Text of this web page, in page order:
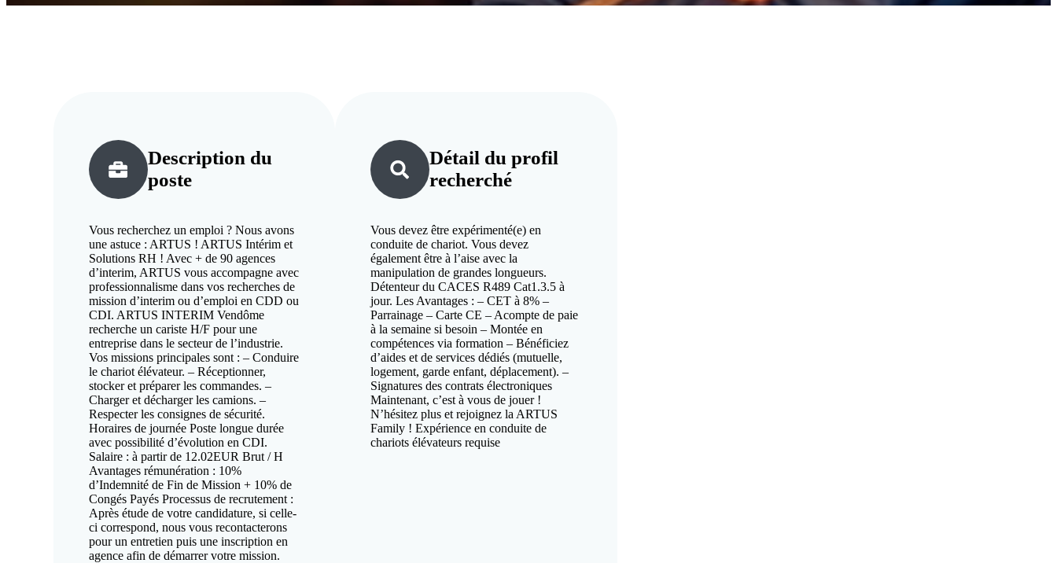
Description du
poste
Vous recherchez un emploi ? Nous avons
une astuce : ARTUS ! ARTUS Intérim et
Solutions RH ! Avec + de 90 agences
d’interim, ARTUS vous accompagne avec
professionnalisme dans vos recherches de
mission d’interim ou d’emploi en CDD ou
CDI. ARTUS INTERIM Vendôme
recherche un cariste H/F pour une
entreprise dans le secteur de l’industrie.
Vos missions principales sont : – Conduire
le chariot élévateur. – Réceptionner,
stocker et préparer les commandes. –
Charger et décharger les camions. –
Respecter les consignes de sécurité.
Horaires de journée Poste longue durée
avec possibilité d’évolution en CDI.
Salaire : à partir de 12.02EUR Brut / H
Avantages rémunération : 10%
d’Indemnité de Fin de Mission + 10% de
Congés Payés Processus de recrutement :
Après étude de votre candidature, si celle-
ci correspond, nous vous recontacterons
pour un entretien puis une inscription en
agence afin de démarrer votre mission.
Détail duprofil
recherché
Vous devez être expérimenté(e) en
conduite de chariot. Vous devez
également être à l’aise avec la
manipulation de grandes longueurs.
Détenteur du CACES R489 Cat1.3.5 à
jour. Les Avantages : – CET à 8% –
Parrainage – Carte CE – Acompte de paie
à la semaine si besoin – Montée en
compétences via formation – Bénéficiez
d’aides et de services dédiés (mutuelle,
logement, garde enfant, déplacement). –
Signatures des contrats électroniques
Maintenant, c’est à vous de jouer !
N’hésitez plus et rejoignez la ARTUS
Family ! Expérience en conduite de
chariots élévateurs requise